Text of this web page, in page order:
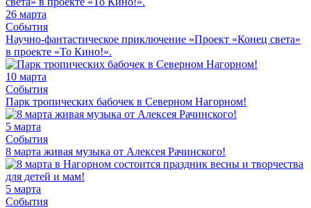
26 марта
События
Научно-фантастическое приключение «Проект «Конец света»
в проекте «То Кино!».
10 марта
События
Парк тропических бабочек в Северном Нагорном!
5 марта
События
8 марта живая музыка от Алексея Рачинского!
5 марта
События